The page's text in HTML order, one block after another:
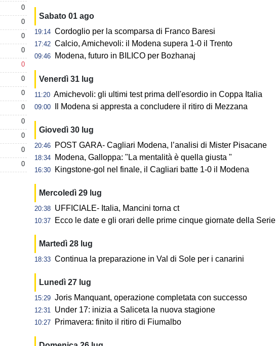
0
0
0
0
0
0
0
0
0
0
0
0
Sabato 01 ago
19:14 Cordoglio per la scomparsa di Franco Baresi
17:42 Calcio, Amichevoli: il Modena supera 1-0 il Trento
09:46 Modena, futuro in BILICO per Bozhanaj
Venerdì 31 lug
11:20 Amichevoli: gli ultimi test prima dell'esordio in Coppa Italia
09:00 Il Modena si appresta a concludere il ritiro di Mezzana
Giovedì 30 lug
20:46 POST GARA- Cagliari Modena, l’analisi di Mister Pisacane
18:34 Modena, Galloppa: "La mentalità è quella giusta "
16:30 Kingstone-gol nel finale, il Cagliari batte 1-0 il Modena
Mercoledì 29 lug
20:38 UFFICIALE- Italia, Mancini torna ct
10:37 Ecco le date e gli orari delle prime cinque giornate della Serie BKT
Martedì 28 lug
18:33 Continua la preparazione in Val di Sole per i canarini
Lunedì 27 lug
15:29 Joris Manquant, operazione completata con successo
12:31 Under 17: inizia a Saliceta la nuova stagione
10:27 Primavera: finito il ritiro di Fiumalbo